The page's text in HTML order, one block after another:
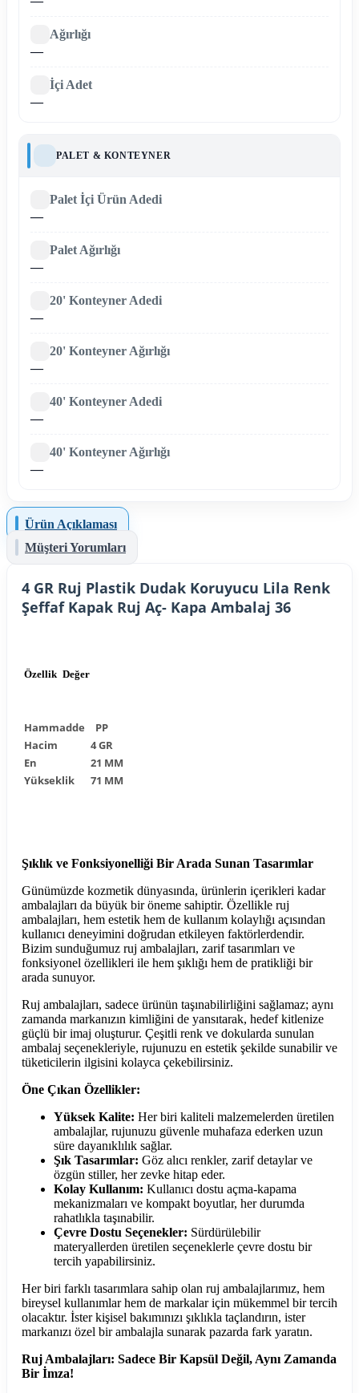
Ağırlığı
—
İçi Adet
—
PALET & KONTEYNER
Palet İçi Ürün Adedi
—
Palet Ağırlığı
—
20' Konteyner Adedi
—
20' Konteyner Ağırlığı
—
40' Konteyner Adedi
—
40' Konteyner Ağırlığı
—
Ürün Açıklaması
Müşteri Yorumları
4 GR Ruj Plastik Dudak Koruyucu Lila Renk
Şeffaf Kapak Ruj Aç- Kapa Ambalaj 36
Özellik Değer
Hammadde
PP
Hacim
4 GR
En
21 MM
Yükseklik
71 MM
Şıklık ve Fonksiyonelliği Bir Arada Sunan Tasarımlar
Günümüzde kozmetik dünyasında, ürünlerin içerikleri kadar
ambalajları da büyük bir öneme sahiptir. Özellikle ruj
ambalajları, hem estetik hem de kullanım kolaylığı açısından
kullanıcı deneyimini doğrudan etkileyen faktörlerdendir.
Bizim sunduğumuz ruj ambalajları, zarif tasarımları ve
fonksiyonel özellikleri ile hem şıklığı hem de pratikliği bir
arada sunuyor.
Ruj ambalajları, sadece ürünün taşınabilirliğini sağlamaz; aynı
zamanda markanızın kimliğini de yansıtarak, hedef kitlenize
güçlü bir imaj oluşturur. Çeşitli renk ve dokularda sunulan
ambalaj seçenekleriyle, rujunuzu en estetik şekilde sunabilir ve
tüketicilerin ilgisini kolayca çekebilirsiniz.
Öne Çıkan Özellikler:
Yüksek Kalite: Her biri kaliteli malzemelerden üretilen
ambalajlar, rujunuzu güvenle muhafaza ederken uzun
süre dayanıklılık sağlar.
Şık Tasarımlar: Göz alıcı renkler, zarif detaylar ve
özgün stiller, her zevke hitap eder.
Kolay Kullanım: Kullanıcı dostu açma-kapama
mekanizmaları ve kompakt boyutlar, her durumda
rahatlıkla taşınabilir.
Çevre Dostu Seçenekler: Sürdürülebilir
materyallerden üretilen seçeneklerle çevre dostu bir
tercih yapabilirsiniz.
Her biri farklı tasarımlara sahip olan ruj ambalajlarımız, hem
bireysel kullanımlar hem de markalar için mükemmel bir tercih
olacaktır. İster kişisel bakımınızı şıklıkla taçlandırın, ister
markanızı özel bir ambalajla sunarak pazarda fark yaratın.
Ruj Ambalajları: Sadece Bir Kapsül Değil, Aynı Zamanda
Bir İmza!